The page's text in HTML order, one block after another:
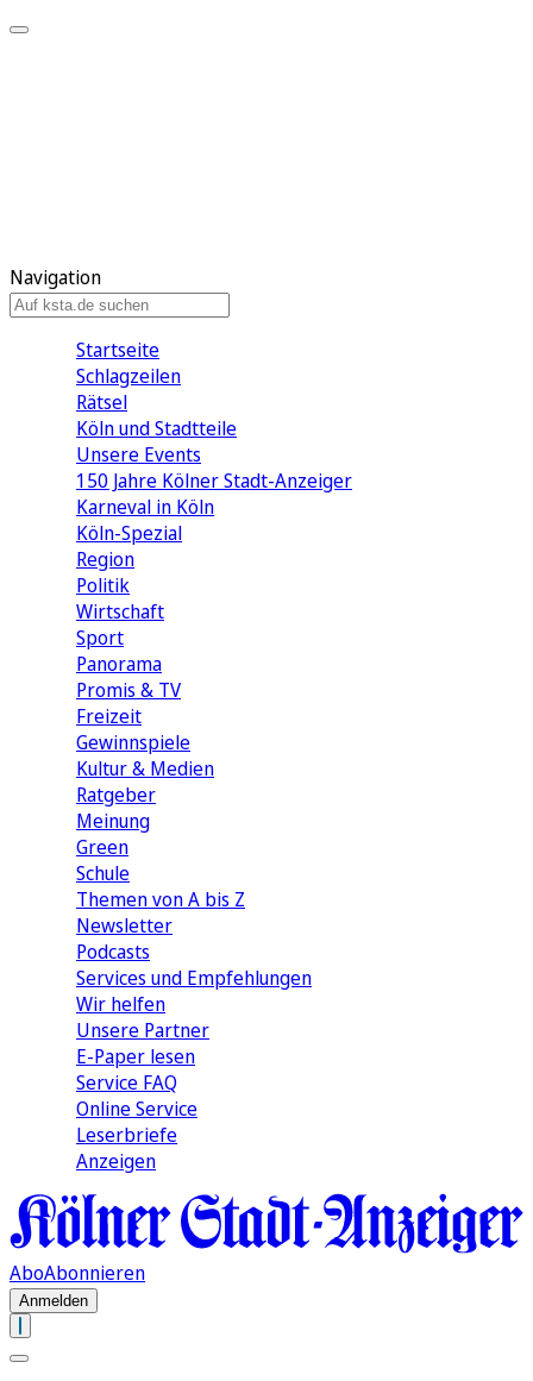
Navigation
Startseite
Schlagzeilen
Rätsel
Köln und Stadtteile
Unsere Events
150 Jahre Kölner Stadt-Anzeiger
Karneval in Köln
Köln-Spezial
Region
Politik
Wirtschaft
Sport
Panorama
Promis & TV
Freizeit
Gewinnspiele
Kultur & Medien
Ratgeber
Meinung
Green
Schule
Themen von A bis Z
Newsletter
Podcasts
Services und Empfehlungen
Wir helfen
Unsere Partner
E-Paper lesen
Service FAQ
Online Service
Leserbriefe
Anzeigen
AboAbonnieren
Anmelden